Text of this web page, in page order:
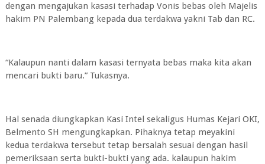
dengan mengajukan kasasi terhadap Vonis bebas oleh Majelis
hakim PN Palembang kepada dua terdakwa yakni Tab dan RC.
“Kalaupun nanti dalam kasasi ternyata bebas maka kita akan
mencari bukti baru.” Tukasnya.
Hal senada diungkapkan Kasi Intel sekaligus Humas Kejari OKI,
Belmento SH mengungkapkan. Pihaknya tetap meyakini
kedua terdakwa tersebut tetap bersalah sesuai dengan hasil
pemeriksaan serta bukti-bukti yang ada. kalaupun hakim